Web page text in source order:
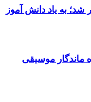
به یاد دانش آموز
موسیقی